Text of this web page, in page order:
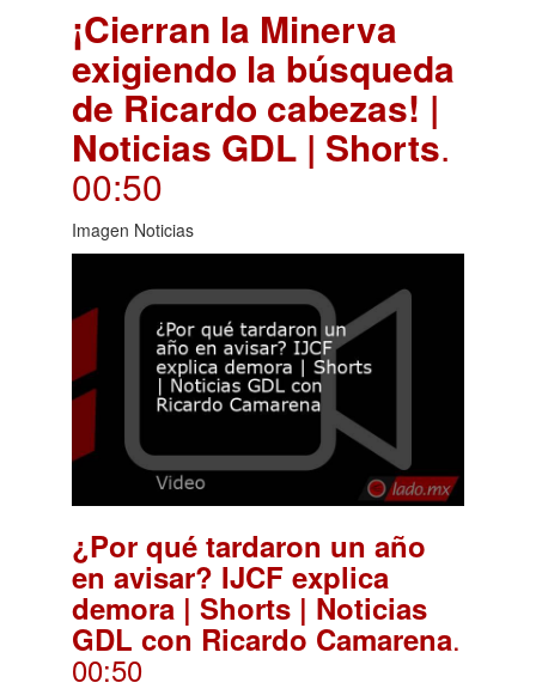
¡Cierran la Minerva
exigiendo la búsqueda
de Ricardo cabezas! |
Noticias GDL | Shorts.
00:50
Imagen Noticias
¿Por qué tardaron un año
en avisar? IJCF explica
demora | Shorts | Noticias
GDL con Ricardo Camarena.
00:50